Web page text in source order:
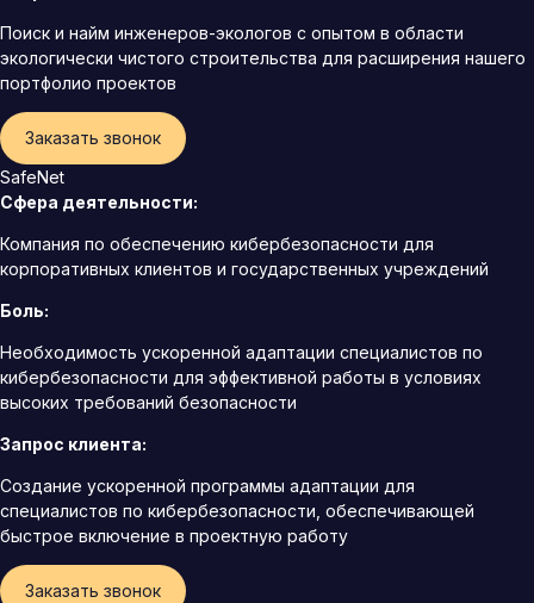
Поиск и найм инженеров-экологов с опытом в области
экологически чистого строительства для расширения нашего
портфолио проектов
Заказать звонок
SafeNet
Сфера деятельности:
Компания по обеспечению кибербезопасности для
корпоративных клиентов и государственных учреждений
Боль:
Необходимость ускоренной адаптации специалистов по
кибербезопасности для эффективной работы в условиях
высоких требований безопасности
Запрос клиента:
Создание ускоренной программы адаптации для
специалистов по кибербезопасности, обеспечивающей
быстрое включение в проектную работу
Заказать звонок